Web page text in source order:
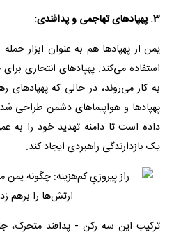
3. پهپادهای تهاجمی و پدافندی:
یمن از پهپادها هم به عنوان ابزار
استفاده می‌کند. پهپادهای انتحاری
به کار می‌روند، در حالی که پهپادهای
پهپادها و هواپیماهای دشمن طراحی
داده است تا دامنه تهدید خود را
یک بازدارندگی راهبردی ایجاد کند.
ترکیب این سه رکن - پدافند متحرک،